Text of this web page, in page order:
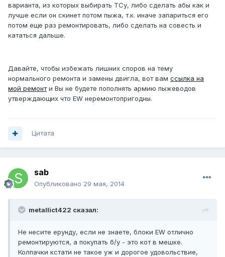
варианта, из которых выбирать ТСу, либо сделать абы как и
лучше если он скинет потом пыжа, т.к. иначе запариться его
потом еще раз ремонтировать, либо сделать на совесть и
кататься дальше.
Давайте, чтобы избежать лишних споров на тему
нормального ремонта и замены двигла, вот вам ссылка на
мой ремонти Вы не будете пополнять армию пыжеводов
утверждающих что EW неремонтопригодны.
Цитата
sab
Опубликовано 29 мая, 2014
metallict422 сказал:
Не несите ерунду, если не знаете, блоки EW отлично
ремонтируются, а покупать б/у - это кот в мешке.
Колпачки кстати не такое уж и дорогое удовольствие,